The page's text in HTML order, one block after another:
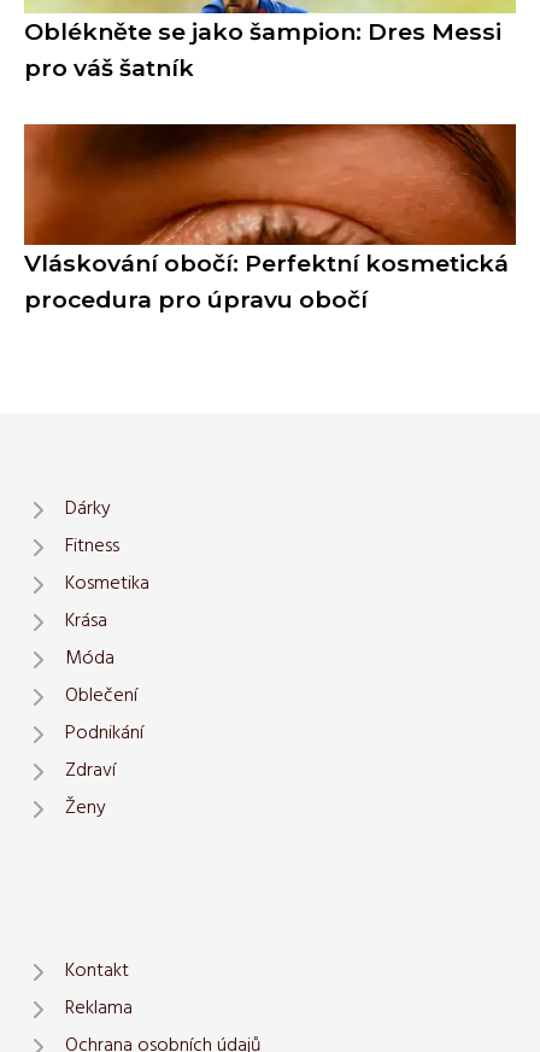
Oblékněte se jako šampion: Dres Messi
pro váš šatník
Vláskování obočí: Perfektní kosmetická
procedura pro úpravu obočí
Dárky
Fitness
Kosmetika
Krása
Móda
Oblečení
Podnikání
Zdraví
Ženy
Kontakt
Reklama